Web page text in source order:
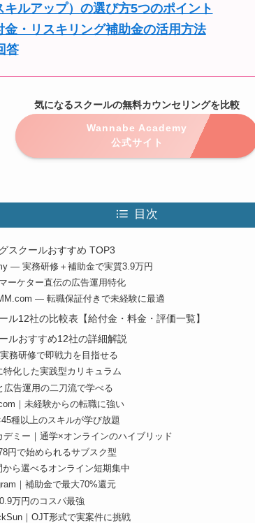
キルアップ）の選び方5つのポイント
・リスキリング補助金の活用方法
答
気になるスクールの無料カウンセリングを比較
Wannabe Academy
公式サイト
目次
スクールおすすめ TOP3
— 実務研修＋補助金で実質3.9万円
ーケター直伝の広告運用特化
— 転職保証付きで未経験に最適
ル12社の比較表【給付金・料金・評価一覧】
ルおすすめ12社の詳細解説
務研修で即戦力を目指せる
化した実践型カリキュラム
告運用の二刀流で学べる
｜未経験からの転職に強い
種以上のスキルが学び放題
デミー｜通学×オンラインのハイブリッド
円で始められるサブスク型
から選べるオンライン短期集中
｜補助金で最大70%還元
万円のコスパ最強
｜OJT形式で実案件に挑戦